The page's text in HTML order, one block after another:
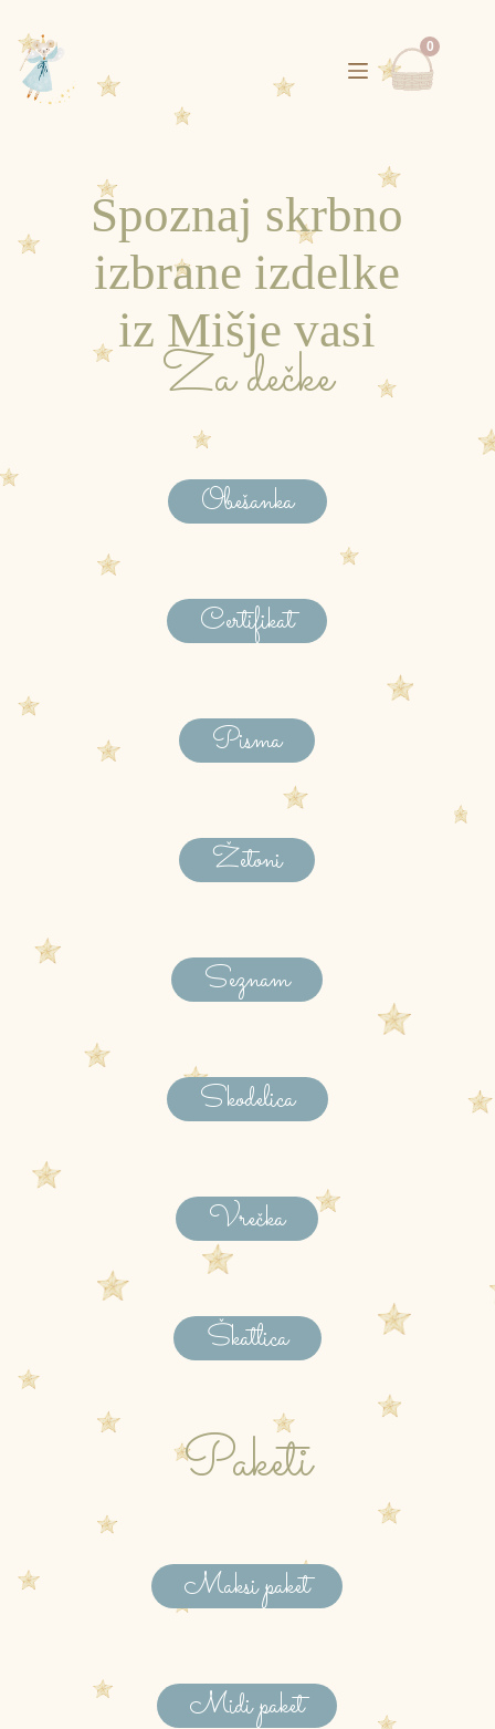
Skip
content
0
Spoznaj skrbno
izbrane izdelke
iz Mišje vasi
Za dečke
Obešanka
Certifikat
Pisma
Žetoni
Seznam
Skodelica
Vrečka
Škatlica
Paketi
Maksi paket
Midi paket